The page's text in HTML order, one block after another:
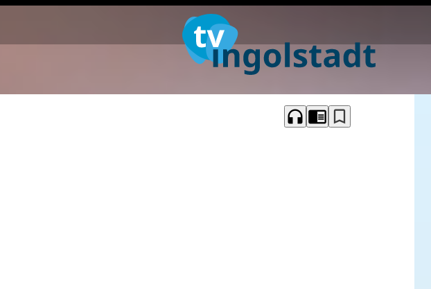
headphones chrome_reader_mode bookmark_border